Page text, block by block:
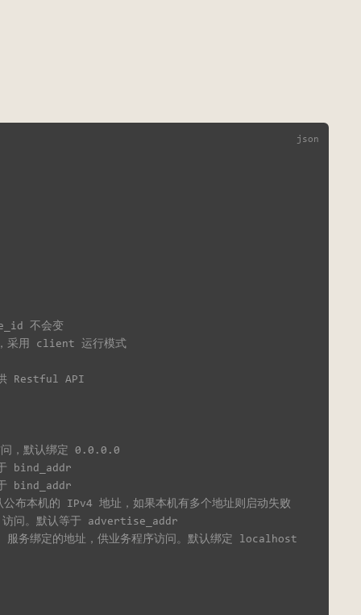
不会变
采用 client 运行模式
供 Restful API
默认绑定 0.0.0.0
bind_addr
bind_addr
布本机的 IPv4 地址，如果本机有多个地址则启动失败
。默认等于 advertise_addr
服务绑定的地址，供业务程序访问。默认绑定 localhost